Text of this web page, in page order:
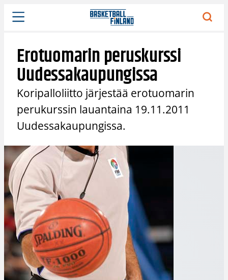
Siirry
sisältöön
Erotuomarin peruskurssi
Uudessakaupungissa
Koripalloliitto järjestää erotuomarin
perukurssin lauantaina 19.11.2011
Uudessakaupungissa.